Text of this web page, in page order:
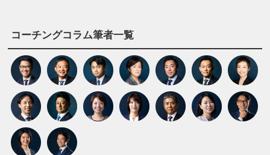
コーチングコラム筆者一覧